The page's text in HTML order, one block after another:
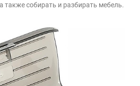
также собирать и разбирать мебель.